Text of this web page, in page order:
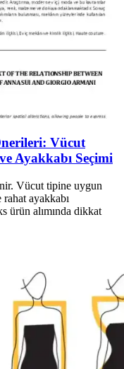
Vücut
Ayakkabı Seçimi
Vücut tipine uygun
ayakkabı
ürün alımında dikkat